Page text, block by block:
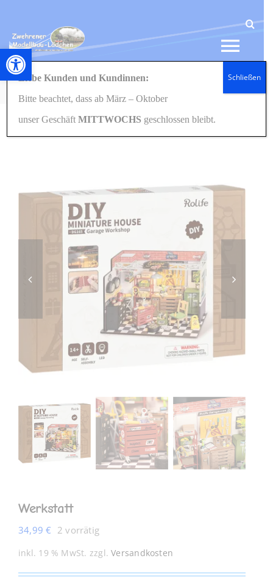
Werkzeugleiste öffnen
springen
HOME
GESCHENKIDEEN
Startseite
GESCHENKIDEEN
Holzbausets/BookNooks
Werkstatt
Werkstatt
34,99€ 2 vorrätig
inkl. 19 % MwSt. zzgl.Versandkosten
Liebe Kunden und Kundinnen:
Bitte beachtet, dass ab März – Oktober
unser GeschäftMITTWOCHS geschlossen bleibt.
Schließen